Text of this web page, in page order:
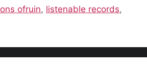
ofruin, listenable records,